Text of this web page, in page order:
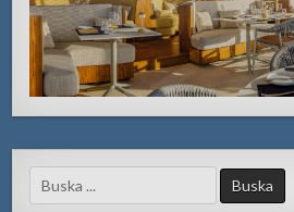
Search
for: